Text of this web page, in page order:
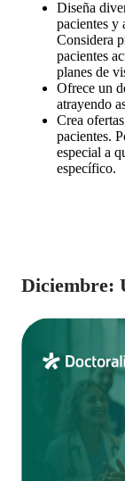
Diseña
pacientes y
Considera
pacientes
planes de
Ofrece un
atrayendo
Crea
pacientes.
especial a
específico.
Diciembre: